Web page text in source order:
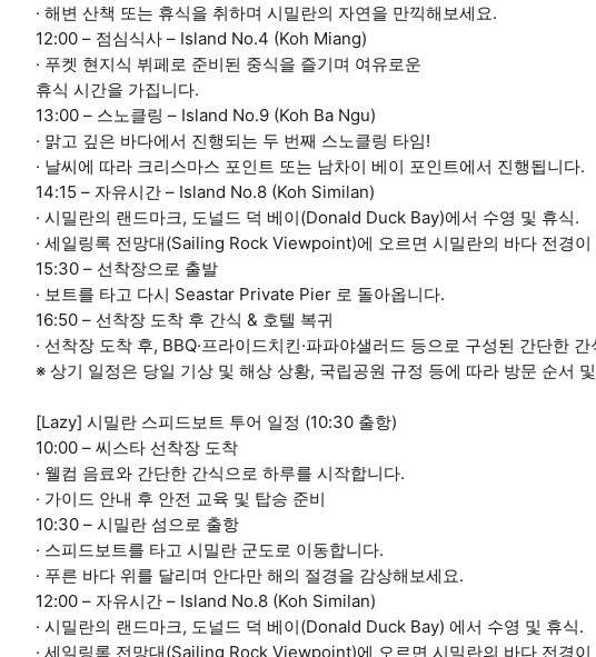
· 해변 산책 또는 휴식을 취하며 시밀란의 자연을 만끽해보세요.
12:00 – 점심식사 – Island No.4 (Koh Miang)
· 푸켓 현지식 뷔페로 준비된 중식을 즐기며 여유로운
휴식 시간을 가집니다.
13:00 – 스노클링 – Island No.9 (Koh Ba Ngu)
· 맑고 깊은 바다에서 진행되는 두 번째 스노클링 타임!
· 날씨에 따라 크리스마스 포인트 또는 남차이 베이 포인트에서 진행됩니다.
14:15 – 자유시간 – Island No.8 (Koh Similan)
· 시밀란의 랜드마크, 도널드 덕 베이(Donald Duck Bay)에서 수영 및 휴식.
· 세일링록 전망대(Sailing Rock Viewpoint)에 오르면 시밀란의 바다 전경
15:30 – 선착장으로 출발
· 보트를 타고 다시 Seastar Private Pier 로 돌아옵니다.
16:50 – 선착장 도착 후 간식 & 호텔 복귀
· 선착장 도착 후, BBQ·프라이드치킨·파파야샐러드 등으로 구성된 간단한
※ 상기 일정은 당일 기상 및 해상 상황, 국립공원 규정 등에 따라 방문 순서
[Lazy] 시밀란 스피드보트 투어 일정 (10:30 출항)
10:00 – 씨스타 선착장 도착
· 웰컴 음료와 간단한 간식으로 하루를 시작합니다.
· 가이드 안내 후 안전 교육 및 탑승 준비
10:30 – 시밀란 섬으로 출항
· 스피드보트를 타고 시밀란 군도로 이동합니다.
· 푸른 바다 위를 달리며 안다만 해의 절경을 감상해보세요.
12:00 – 자유시간 – Island No.8 (Koh Similan)
· 시밀란의 랜드마크, 도널드 덕 베이(Donald Duck Bay) 에서 수영 및 휴식.
· 세일링록 전망대(Sailing Rock Viewpoint)에 오르면 시밀란의 바다 전경